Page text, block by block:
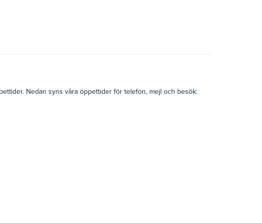
Nedan syns våra öppettider för telefon, mejl och besök: